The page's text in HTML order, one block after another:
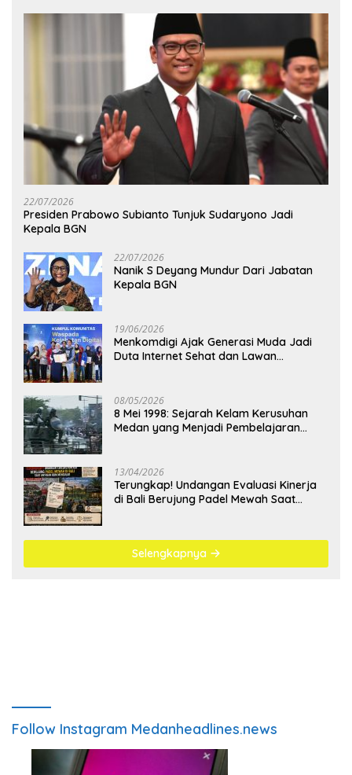
22/07/2026
Presiden Prabowo Subianto Tunjuk Sudaryono Jadi
Kepala BGN
22/07/2026
Nanik S Deyang Mundur Dari Jabatan
Kepala BGN
19/06/2026
Menkomdigi Ajak Generasi Muda Jadi
Duta Internet Sehat dan Lawan
08/05/2026
8 Mei 1998: Sejarah Kelam Kerusuhan
Medan yang Menjadi Pembelajaran
13/04/2026
Terungkap! Undangan Evaluasi Kinerja
di Bali Berujung Padel Mewah Saat
Selengkapnya
Follow Instagram Medanheadlines.news